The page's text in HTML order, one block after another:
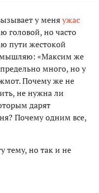
у меняужас
головой, но часто
пути жестокой
«Максим же
много, но у
Почему же не
не нужна ли
дарят
Почему одним все,
тему, но так и не